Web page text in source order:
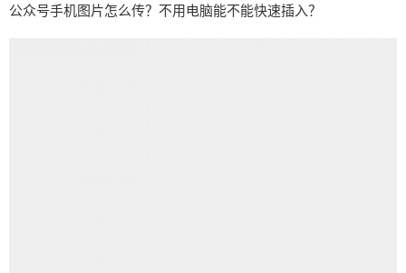
公众号手机图片怎么传？不用电脑能不能快速插入？